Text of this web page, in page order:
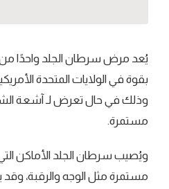
يُعد مرض سرطان الجلد واحدًا من
بقوة في الولايات المتحدة
وذلك في حال تعرض لـ آشعة
مستمرة.
ويُصيب سرطان الجلد الأماكن
مستمرة مثل الوجه والرقبة،